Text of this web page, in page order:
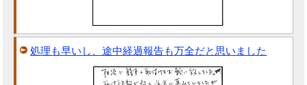
処理も早いし、途中経過報告も万全だと思いました